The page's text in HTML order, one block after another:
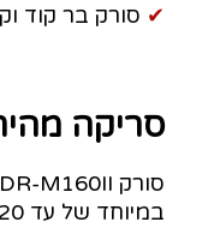
✔
סריקה
במיוחד של עד 120 תמונות לדקה. הוא אידיאלי לעיבוד OCR בסביבות Windows ו-Mac.